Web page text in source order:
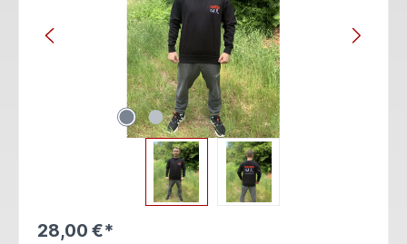
28,00 €*